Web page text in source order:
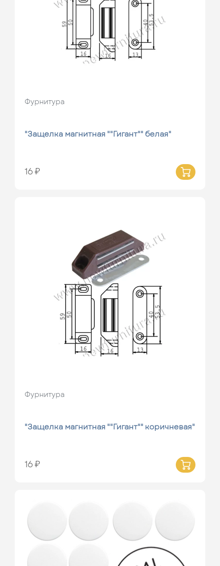
Фурнитура
"Защелка магнитная ""Гигант"" белая"
16 ₽
Фурнитура
"Защелка магнитная ""Гигант"" коричневая"
16 ₽